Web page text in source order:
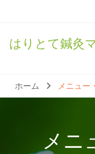
はりとて鍼灸
ホーム メニュー
メニ